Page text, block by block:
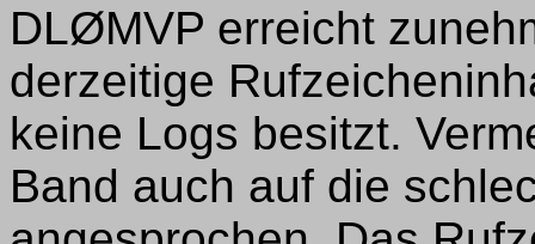
DLØMVP erreicht
derzeitige
keine Logs besitzt.
Band auch auf die